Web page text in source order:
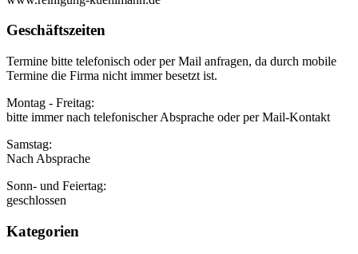
Geschäftszeiten
Termine bitte telefonisch oder per Mail anfragen, da durch mobile
Termine die Firma nicht immer besetzt ist.
Montag - Freitag:
bitte immer nach telefonischer Absprache oder per Mail-Kontakt
Samstag:
Nach Absprache
Sonn- und Feiertag:
geschlossen
Kategorien